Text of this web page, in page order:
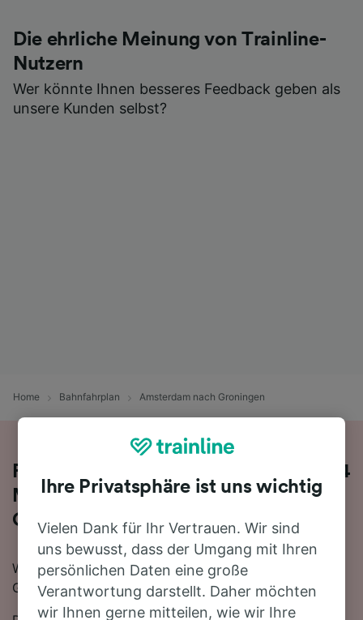
Die ehrliche Meinung von Trainline-
Nutzern
Wer könnte Ihnen besseres Feedback geben als
unsere Kunden selbst?
Home Bahnfahrplan Amsterdam nach Groningen
Fahren Sie mit dem Zug in 2 Stunden 4
Minuten von Amsterdam nach
Groningen
Wenn Sie mit dem Zug von Amsterdam nach
Groningen reisen möchten, sind Sie hier genau richtig.
Ihre Privatsphäre ist uns wichtig
Vielen Dank für Ihr Vertrauen. Wir sind
uns bewusst, dass der Umgang mit Ihren
persönlichen Daten eine große
Verantwortung darstellt. Daher möchten
wir Ihnen gerne mitteilen, wie wir Ihre